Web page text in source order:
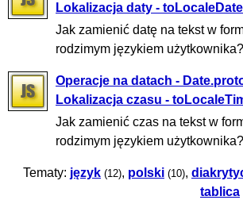
Lokalizacja daty -
Jak zamienić datę na tekst w
rodzimym językiem użytkownika?
Operacje na datach -
Lokalizacja czasu -
Jak zamienić czas na tekst w
rodzimym językiem użytkownika?
Tematy: język (12), polski (10),
tablica